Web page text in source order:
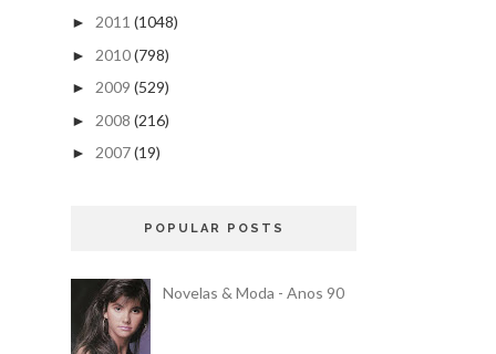
► 2011 (1048)
► 2010(798)
► 2009 (529)
► 2008 (216)
► 2007(19)
POPULAR POSTS
Novelas & Moda - Anos 90